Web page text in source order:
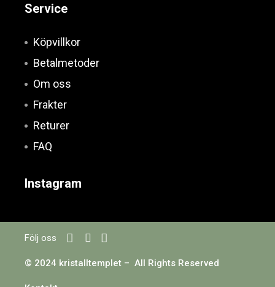
Service
Köpvillkor
Betalmetoder
Om oss
Frakter
Returer
FAQ
Instagram
Följ oss
© 2024 kristalltemplet – All Rights Reserved